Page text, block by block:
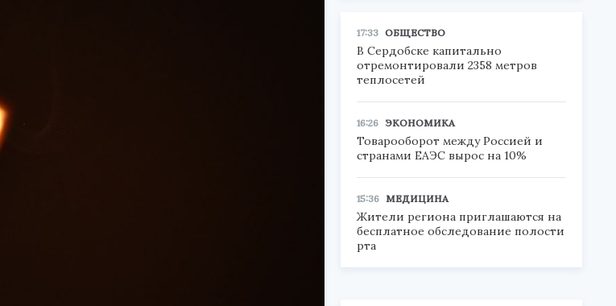
17:33 ОБЩЕСТВО
В Сердобске капитально
отремонтировали 2358 метров
теплосетей
16:26 ЭКОНОМИКА
Товарооборот между Россией и
странами ЕАЭС вырос на 10%
15:36 МЕДИЦИНА
Жители региона приглашаются на
бесплатное обследование полости
рта